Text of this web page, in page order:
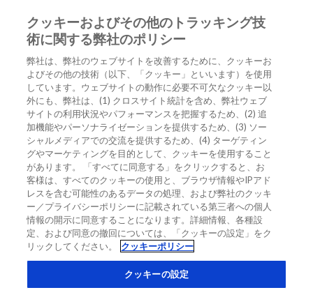
JA
ホーム/Education & CME/
臨床症例：非心臓疾患におけるhs-TnTの上昇
臨床症例：非心臓疾患におけるhs-TnT
の上昇
臨床症例 EDUCATION & CME カテゴリーなし
クッキーおよびその他のトラッキング技
術に関する弊社のポリシー
弊社は、弊社のウェブサイトを改善するために、クッキーお
よびその他の技術（以下、「クッキー」といいます）を使用
しています。ウェブサイトの動作に必要不可欠なクッキー以
外にも、弊社は、(1) クロスサイト統計を含め、弊社ウェブ
サイトの利用状況やパフォーマンスを把握するため、(2) 追
加機能やパーソナライゼーションを提供するため、(3) ソー
シャルメディアでの交流を提供するため、(4) ターゲティン
グやマーケティングを目的として、クッキーを使用すること
があります。 「すべてに同意する」をクリックすると、お
客様は、すべてのクッキーの使用と、ブラウザ情報やIPアド
レスを含む可能性のあるデータの処理、および弊社のクッキ
ー／プライバシーポリシーに記載されている第三者への個人
情報の開示に同意することになります。詳細情報、各種設
定、および同意の撤回については、「クッキーの設定」をク
リックしてください。
クッキーポリシー
クッキーの設定